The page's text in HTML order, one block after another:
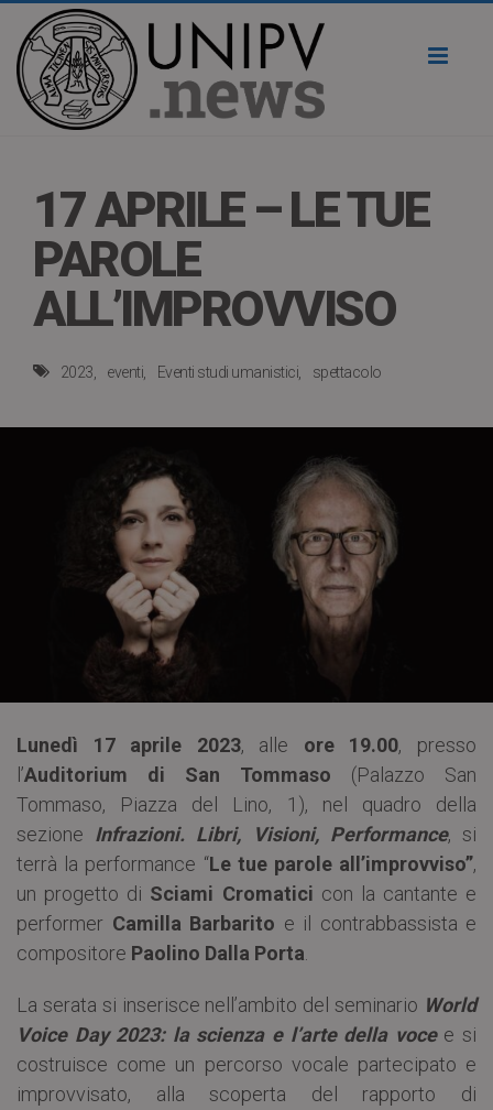
17 APRILE – LE TUE
PAROLE
ALL’IMPROVVISO
2023 eventi Eventi studi umanistici spettacolo
Lunedì 17aprile 2023, alle ore 19.00, presso
l’Auditorium di San Tommaso (Palazzo San
Tommaso, Piazza del Lino, 1), nel quadro della
sezione Infrazioni. Libri, Visioni, Performance, si
terrà la performance “Le tue parole all’improvviso”,
un progetto di Sciami Cromatici con la cantante e
performer Camilla Barbarito e il contrabbassista e
compositore Paolino Dalla Porta
La serata si inserisce nell’ambito del seminario World
Voice Day 2023: la scienza e l’arte della voce e si
costruisce come un percorso vocale partecipato e
improvvisato, alla scoperta del rapporto di